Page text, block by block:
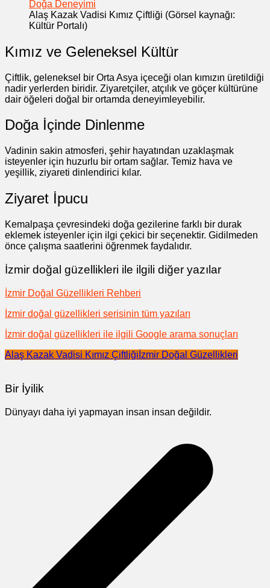
Alaş Kazak Vadisi Kımız Çiftliği (Görsel kaynağı:
Kültür Portalı)
Kımız ve Geleneksel Kültür
Çiftlik, geleneksel bir Orta Asya içeceği olan kımızın üretildiği
nadir yerlerden biridir. Ziyaretçiler, atçılık ve göçer kültürüne
dair öğeleri doğal bir ortamda deneyimleyebilir.
Doğa İçinde Dinlenme
Vadinin sakin atmosferi, şehir hayatından uzaklaşmak
isteyenler için huzurlu bir ortam sağlar. Temiz hava ve
yeşillik, ziyareti dinlendirici kılar.
Ziyaret İpucu
Kemalpaşa çevresindeki doğa gezilerine farklı bir durak
eklemek isteyenler için ilgi çekici bir seçenektir. Gidilmeden
önce çalışma saatlerini öğrenmek faydalıdır.
İzmir doğal güzellikleri ile ilgili diğer yazılar
İzmir Doğal Güzellikleri Rehberi
İzmir doğal güzellikleri serisinin tüm yazıları
İzmir doğal güzellikleri ile ilgili Google arama sonuçları
Alaş Kazak Vadisi Kımız Çiftliği İzmir Doğal Güzellikleri
Bir İyilik
Dünyayı daha iyi yapmayan insan insan değildir.